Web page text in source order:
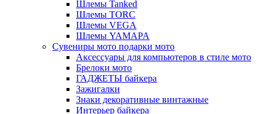
Шлемы Tanked
Шлемы TORC
Шлемы VEGA
Шлемы YAMAPA
Сувениры мото подарки мото
Аксессуары для компьютеров в стиле мото
Брелоки мото
ГАДЖЕТЫ байкера
Зажигалки
Знаки декоративные винтажные
Интерьер байкера